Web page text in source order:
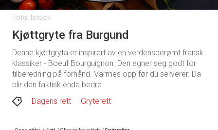
Foto: Istock
Kjøttgryte fra Burgund
Denne kjøttgryta er inspirert av en verdensberømt fransk
klassiker - Boeuf Bourguignon. Den egner seg godt for
tilberedning på forhånd. Varmes opp før du serverer. Da
blir den faktisk enda bedre.
Dagens rett
Gryterett